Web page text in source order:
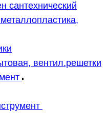
сантехнический
вентил.решетки